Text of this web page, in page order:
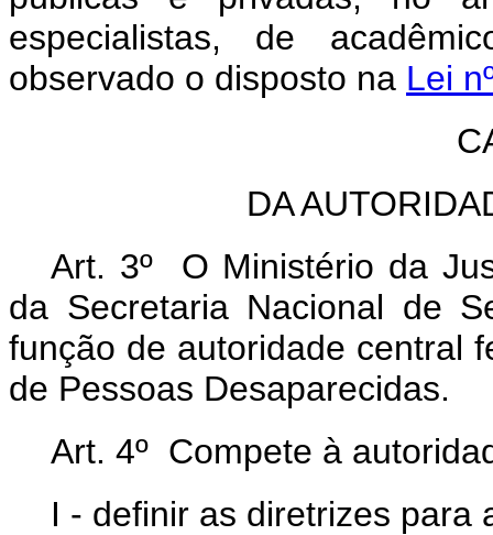
especialistas, de
observado o disposto na Lei
DA
Art. 3º O Ministério da
da Secretaria Nacional de
função de autoridade central
de Pessoas Desaparecidas.
Art. 4º Compete à
I - definir as diretrizes para